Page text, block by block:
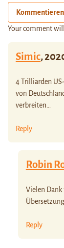
Kommentieren
Your comment
Simic,
4 Trilliarden
von
verbreiten…
Reply
Robin
Vielen
Reply